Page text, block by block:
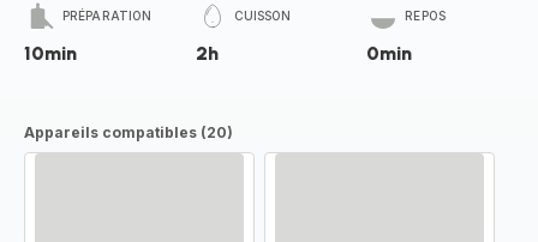
PRÉPARATION
10min
CUISSON
2h
REPOS
0min
Appareils compatibles (20)